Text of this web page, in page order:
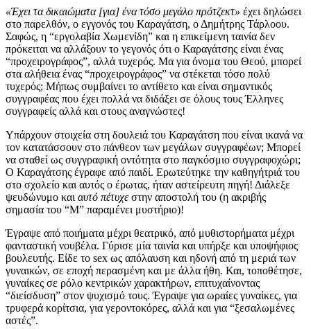
«Έχει τα δικαιώματα [για] ένα τόσο μεγάλο πρότζεκτ» έχει δηλώσει
στο παρελθόν, ο εγγονός του Καραγάτση, ο Δημήτρης Τάρλοου.
Σαφώς, η “εργολαβία Χωμενίδη” και η επικείμενη ταινία δεν
πρόκειται να αλλάξουν το γεγονός ότι ο Καραγάτσης είναι ένας
“προχειρογράφος”, αλλά τυχερός. Μα για όνομα του Θεού, μπορεί
στα αλήθεια ένας “προχειρογράφος” να στέκεται τόσο πολύ
τυχερός; Μήπως συμβαίνει το αντίθετο και είναι σημαντικός
συγγραφέας που έχει πολλά να διδάξει σε όλους τους Έλληνες
συγγραφείς αλλά και στους αναγνώστες!
Υπάρχουν στοιχεία στη δουλειά του Καραγάτση που είναι ικανά να
τον κατατάσσουν στο πάνθεον των μεγάλων συγγραφέων; Μπορεί
να σταθεί ως συγγραφική οντότητα στο παγκόσμιο συγγραφοχώρι;
O Καραγάτσης έγραφε από παιδί. Ερωτεύτηκε την καθηγήτριά του
στο σχολείο και αυτός ο έρωτας, ήταν αστείρευτη πηγή! Διάλεξε
ψευδώνυμο και αυτό πέτυχεστην αποστολή του (η ακριβής
σημασία του “Μ” παραμένει μυστήριο)!
Έγραψε από ποιήματα μέχρι θεατρικό, από μυθιστορήματα μέχρι
φανταστική νουβέλα. Γύρισε μία ταινία και υπήρξε και υποψήφιος
βουλευτής. Είδε το sex ως απόλαυση και ηδονή από τη μεριά των
γυναικών, σε εποχή περασμένη και με άλλα ήθη. Και, τοποθέτησε,
γυναίκες σε ρόλο κεντρικών χαρακτήρων, επιτυχαίνοντας
“διείσδυση” στον ψυχισμό τους. Έγραψε για ωραίες γυναίκες, για
τρυφερά κορίτσια, για γεροντοκόρες, αλλά και για “ξεσαλωμένες
αστές”.